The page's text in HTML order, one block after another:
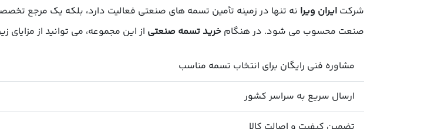
شرکت ایران ویرا نه تنها در زمینه تأمین تسمه های صنعتی فعالیت دارد، بلکه یک مرجع
صنعت محسوب می شود. در هنگام خرید تسمه صنعتی از این مجموعه، می توانید از مزایای
مشاوره فنی رایگان برای انتخاب تسمه مناسب
ارسال سریع به سراسر کشور